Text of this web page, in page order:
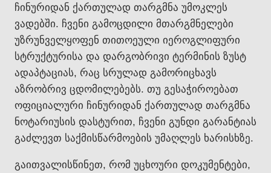
ჩინურიდან ქართულად თარგმნა უმოკლეს
ვადებში. ჩვენი გამოცდილი მთარგმნელები
უზრუნველყოფენ თითოეული იეროგლიფური
სტრუქტურისა და დარგობრივი ტერმინის ზუსტ
ადაპტაციას, რაც სრულად გამორიცხავს
აზრობრივ ცდომილებებს. თუ გესაჭიროებათ
ოფიციალური ჩინურიდან ქართულად თარგმნა
ნოტარიუსის დასტურით, ჩვენი გუნდი გარანტიას
გაძლევთ საქმისწარმოების უმაღლეს ხარისხზე.
გაითვალისწინეთ, რომ უცხოური დოკუმენტები,